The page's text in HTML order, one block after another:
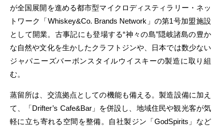
が全国展開を進める都市型マイクロディスティラリー・ネッ
トワーク「Whiskey&Co. Brands Network」の第1号加盟施設
として開業。古事記にも登場する“神々の島”隠岐諸島の豊か
な自然や文化を生かしたクラフトジンや、日本では数少ない
ジャパニーズバーボンスタイルウイスキーの製造に取り組
む。
蒸留所は、交流拠点としての機能も備える。製造設備に加え
て、「Drifter’s Cafe&Bar」を併設し、地域住民や観光客が気
軽に立ち寄れる空間を整備。自社製ジン「GodSpirits」など